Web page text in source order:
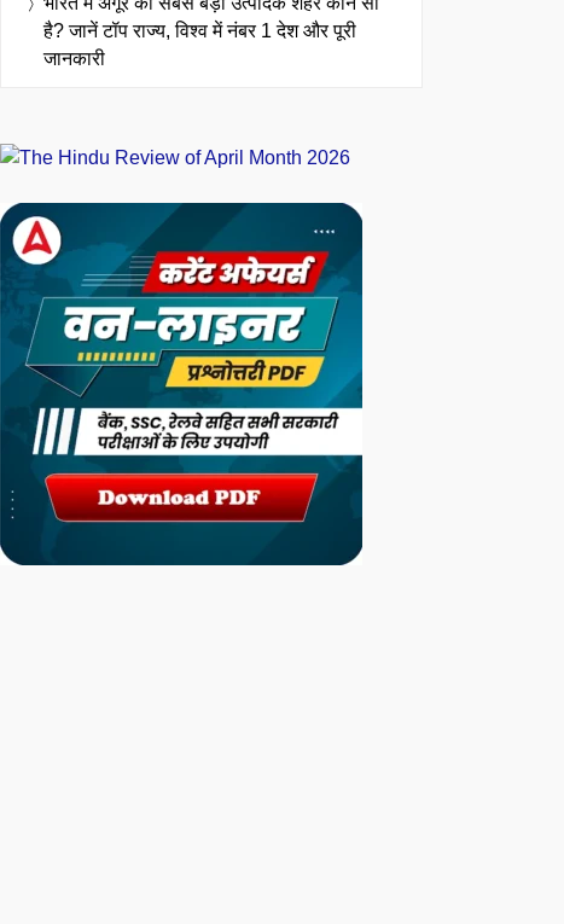
है? जानें टॉप राज्य, विश्व में नंबर 1 देश और पूरी
जानकारी